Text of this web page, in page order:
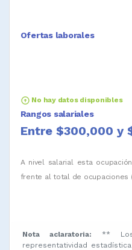
Ofertas laborales
arrow_circle_up No hay datos disponibles
Rangos salariales
Entre $300,000 y
A nivel salarial esta
frente al total de ocupaciones
Nota aclaratoria:
**
representatividad